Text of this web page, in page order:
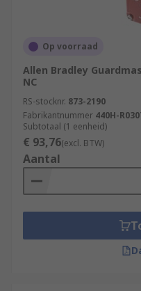
Op voorraad
Allen Bradley
NC
RS-stocknr. 873-2190
Fabrikantnummer 440H-
Subtotaal (1 eenheid)
€ 93,76(excl. BTW)
Aantal